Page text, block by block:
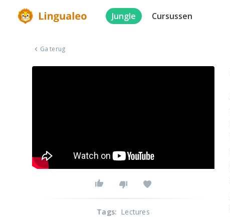
Jungle Cursussen
Ga terug
Tags: Lectures